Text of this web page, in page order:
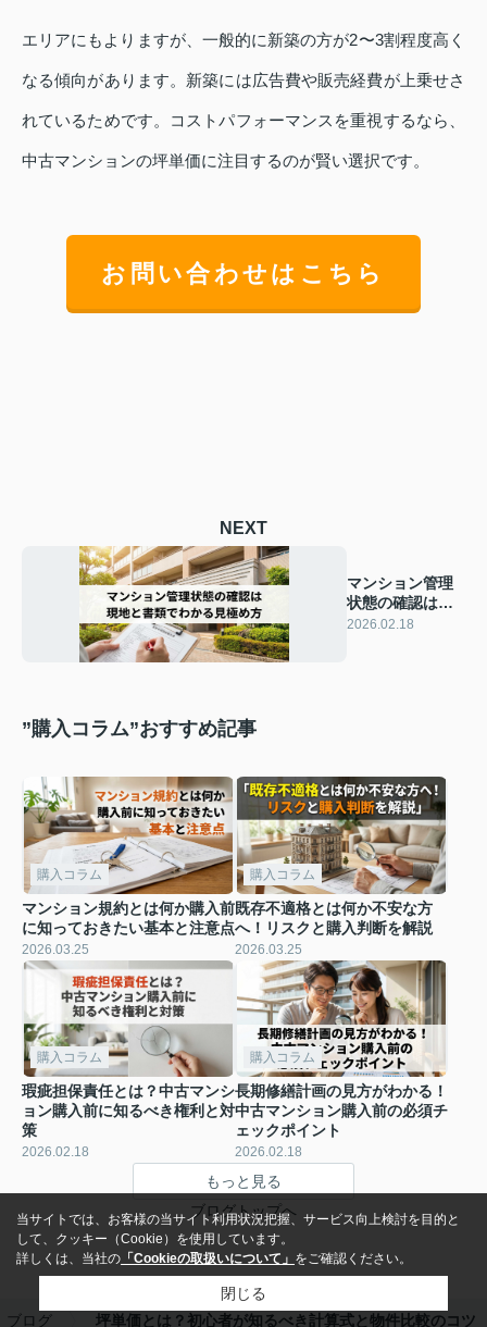
エリアにもよりますが、一般的に新築の方が2〜3割程度高く
なる傾向があります。新築には広告費や販売経費が上乗せさ
れているためです。コストパフォーマンスを重視するなら、
中古マンションの坪単価に注目するのが賢い選択です。
お問い合わせはこちら
NEXT
マンション管理
状態の確認は現
地と書類でわか
2026.02.18
”購入コラム”おすすめ記事
購入コラム
マンション規約とは何か購入前
に知っておきたい基本と注意点
2026.03.25
購入コラム
既存不適格とは何か不安な方
へ！リスクと購入判断を解説
2026.03.25
購入コラム
瑕疵担保責任とは？中古マンシ
ョン購入前に知るべき権利と対
策
2026.02.18
購入コラム
長期修繕計画の見方がわかる！
中古マンション購入前の必須チ
ェックポイント
2026.02.18
もっと見る
ブログトップへ
ブログ 坪単価とは？初心者が知るべき計算式と物件比較のコツ
当サイトでは、お客様の当サイト利用状況把握、サービス向上検討を目的と
して、クッキー（Cookie）を使用しています。
詳しくは、当社の 「Cookieの取扱いについて」 をご確認ください。
閉じる